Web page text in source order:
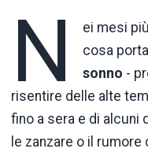
N
ei mesi
cosa
sonno -
risentire delle alte
fino a sera e di alcuni
le zanzare o il